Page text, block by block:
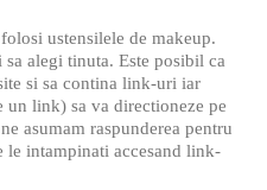
ustensilele de makeup.
alegi tinuta. Este posibil ca
si sa contina link-uri iar
link) sa va directioneze pe
asumam raspunderea pentru
le intampinati accesand link-